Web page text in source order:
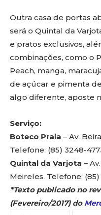
Outra casa de portas
será o Quintal da
e pratos exclusivos,
combinações, como o
Peach, manga,
de açúcar e pimenta
algo diferente, aposte
Serviço:
Boteco Praia – Av.
Telefone: (85) 3248-
Quintal da Varjota –
Meireles. Telefone: (85)
*Texto publicado no
(Fevereiro/2017) do